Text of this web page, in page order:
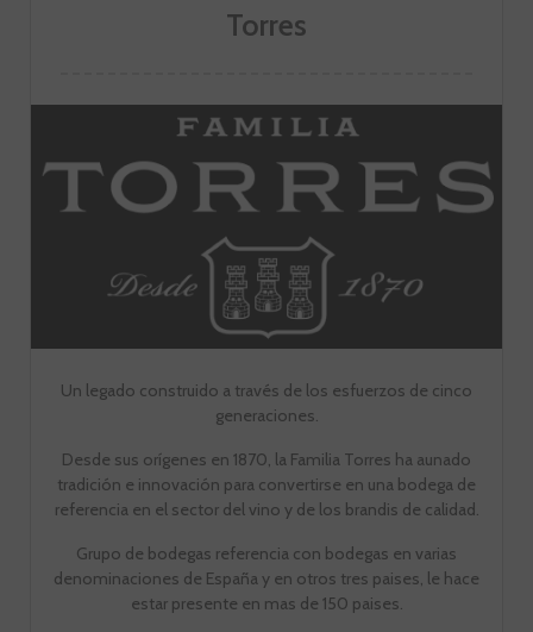
Torres
Un legado construido a través de los esfuerzos de cinco
generaciones.
Desde sus orígenes en 1870, la Familia Torres ha aunado
tradición e innovación para convertirse en una bodega de
referencia en el sector del vino y de los brandis de calidad.
Grupo de bodegas referencia con bodegas en varias
denominaciones de España y en otros tres paises, le hace
estar presente en mas de 150 paises.